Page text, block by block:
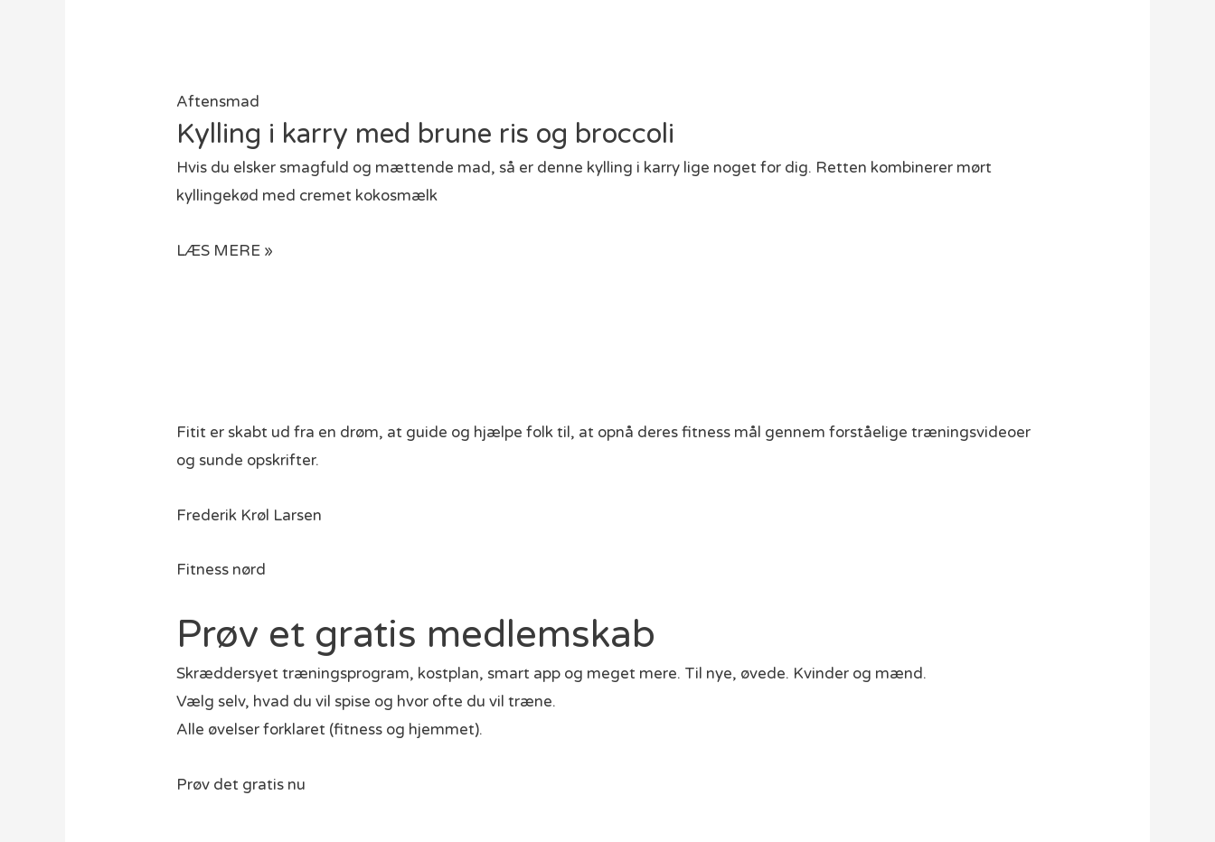
Aftensmad
Kylling i karry med brune ris og broccoli
Hvis du elsker smagfuld og mættende mad, så er denne kylling i karry lige noget for dig. Retten kombinerer mørt
kyllingekød med cremet kokosmælk
LÆS MERE »
Fitit er skabt ud fra en drøm, at guide og hjælpe folk til, at opnå deres fitness mål gennem forståelige træningsvideoer
og sunde opskrifter.
Frederik Krøl Larsen
Fitness nørd
Prøv et gratis medlemskab
Skræddersyet træningsprogram, kostplan, smart app og meget mere. Til nye, øvede. Kvinder og mænd.
Vælg selv, hvad du vil spise og hvor ofte du vil træne.
Alle øvelser forklaret (fitness og hjemmet).
Prøv det gratis nu